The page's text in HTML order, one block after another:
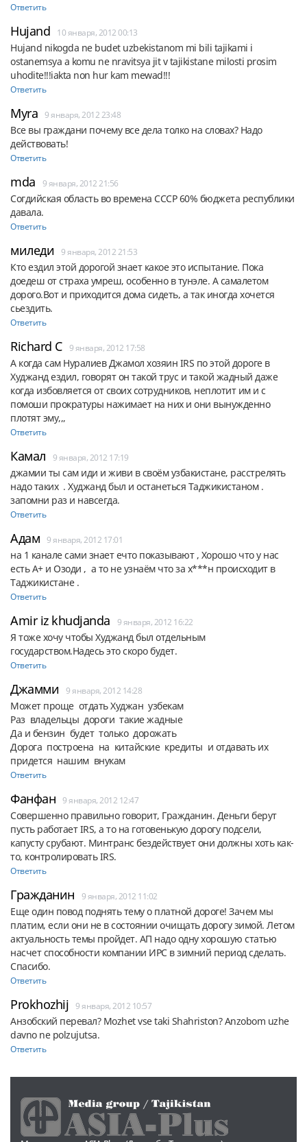
Ответить
Hujand 10 января, 2012 00:13
Hujand nikogda ne budet uzbekistanom mi bili tajikami i
ostanemsya a komu ne nravitsya jit v tajikistane milosti prosim
uhodite!!!iakta non hur kam mewad!!!
Ответить
Myra 9 января, 2012 23:48
Все вы граждани почему все дела толко на словах? Надо
действовать!
Ответить
mda 9 января, 2012 21:56
Согдийская область во времена СССР 60% бюджета республики
давала.
Ответить
миледи 9 января, 2012 21:53
Кто ездил этой дорогой знает какое это испытание. Пока
доедеш от страха умреш, особенно в тунэле. А самалетом
дорого.Вот и приходится дома сидеть, а так иногда хочется
сьездить.
Ответить
Richard C 9 января, 2012 17:58
А когда сам Нуралиев Джамол хозяин IRS по этой дороге в
Худжанд ездил, говорят он такой трус и такой жадный даже
когда избовляется от своих сотрудников, неплотит им и с
помоши прократуры нажимает на них и они вынужденно
плотят эму,,,
Ответить
Камал 9 января, 2012 17:19
джамии ты сам иди и живи в своём узбакистане, расстрелять
надо таких  . Худжанд был и останеться Таджикистаном .
запомни раз и навсегда.
Ответить
Адам 9 января, 2012 17:01
на 1 канале сами знает ечто показывают , Хорошо что у нас
есть А+ и Озоди ,  а то не узнаём что за х***н происходит в
Таджикистане .
Ответить
Amir iz khudjanda 9 января, 2012 16:22
Я тоже хочу чтобы Худжанд был отдельным
государством.Надесь это скоро будет.
Ответить
Джамми 9 января, 2012 14:28
Может проще  отдать Худжан  узбекам
Раз  владельцы  дороги  такие жадные
Да и бензин  будет  только  дорожать
Дорога  построена  на  китайские  кредиты  и отдавать их
придется  нашим  внукам
Ответить
Фанфан 9 января, 2012 12:47
Совершенно правильно говорит, Гражданин. Деньги берут
пусть работает IRS, а то на готовенькую дорогу подсели,
капусту срубают. Минтранс бездействует они должны хоть как-
то, контролировать IRS.
Ответить
Гражданин 9 января, 2012 11:02
Еще один повод поднять тему о платной дороге! Зачем мы
платим, если они не в состоянии очищать дорогу зимой. Летом
актуальность темы пройдет. АП надо одну хорошую статью
насчет способности компании ИРС в зимний период сделать.
Спасибо.
Ответить
Prokhozhij 9 января, 2012 10:57
Анзобский перевал? Mozhet vse taki Shahriston? Anzobom uzhe
davno ne polzujutsa.
Ответить